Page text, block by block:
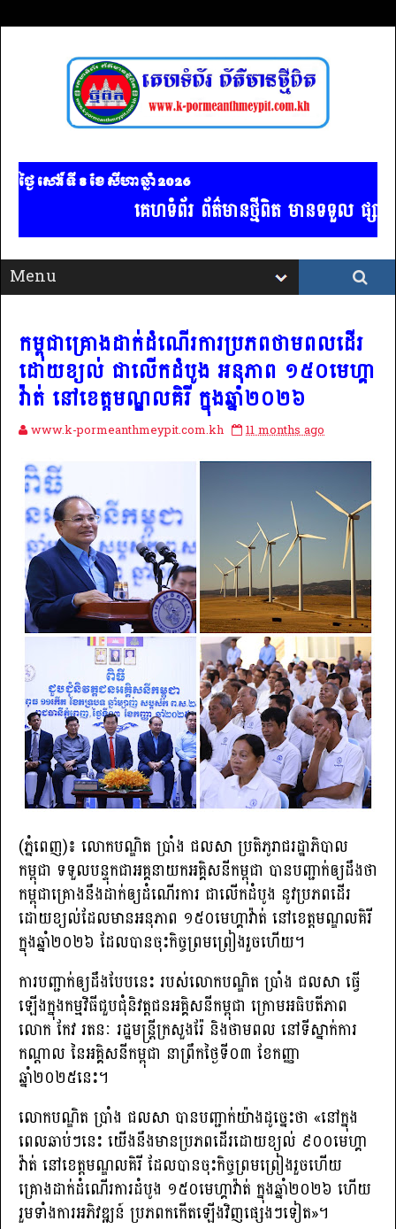
ថ្ងៃ សៅរ៍ ទី 8​ ខែ សីហា ឆ្នាំ 2026
គេហទំព័រ ព័ត៌មានថ្មីពិត មានទទួល ផ្សាយ
កម្ពុជាគ្រោងដាក់ដំណើរការប្រភពថាមពលដើរ
ដោយខ្យល់ ជាលើកដំបូង អនុភាព ១៥០មេហ្គា
វ៉ាត់ នៅខេត្ដមណ្ឌលគិរី ក្នុងឆ្នាំ២០២៦
www.k-pormeanthmeypit.com.kh 11 months ago
(ភ្នំពេញ)​៖ លោកបណ្ឌិត ប្រាំង ជលសា ប្រតិភូរាជរដ្ឋាភិបាល
កម្ពុជា ទទួលបន្ទុកជាអគ្គនាយកអគ្គិសនីកម្ពុជា បានបញ្ជាក់ឲ្យដឹងថា
កម្ពុជាគ្រោងនឹងដាក់ឲ្យដំណើរការ ជាលើកដំបូង នូវប្រភពដើរ
ដោយខ្យល់ដែលមានអនុភាព ១៥០មេហ្គាវ៉ាត់ នៅខេត្ដមណ្ឌលគិរី
ក្នុងឆ្នាំ២០២៦ ដែលបានចុះកិច្ចព្រមព្រៀងរួចហើយ។
ការបញ្ជាក់ឲ្យដឹងបែបនេះ របស់លោកបណ្ឌិត ប្រាំង ជលសា ធ្វើ
ឡើងក្នុងកម្មវិធីជួបជុំនិវត្ដជនអគ្គិសនីកម្ពុជា ក្រោមអធិបតីភាព
លោក កែវ រតនៈ រដ្ឋមន្ដ្រីក្រសួងរ៉ែ និងថាមពល នៅទីស្នាក់ការ
កណ្ដាល នៃអគ្គិសនីកម្ពុជា នាព្រឹកថ្ងៃទី០៣ ខែកញ្ញា
ឆ្នាំ២០២៥នេះ។
លោកបណ្ឌិត ប្រាំង ជលសា បានបញ្ជាក់យ៉ាងដូច្នេះថា «នៅក្នុង
ពេលឆាប់ៗនេះ យើងនឹងមានប្រភពដើរដោយខ្យល់ ៩០០មេហ្គា
វ៉ាត់ នៅខេត្ដមណ្ឌលគិរី ដែលបានចុះកិច្ចព្រមព្រៀងរួចហើយ
គ្រោងដាក់ដំណើរការដំបូង ១៥០មេហ្គាវ៉ាត់ ក្នុងឆ្នាំ២០២៦ ហើយ
រួមទាំងការអភិវឌ្ឍន៍ ប្រភពកកើតឡើងវិញផ្សេងៗទៀត»។